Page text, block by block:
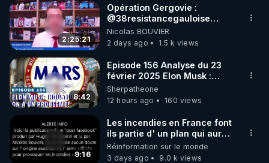
2:25:21
Opération Gergovie :
‪@38resistancegauloise‬
‪@MarionSigautOfficiel‬
‪@gladysriifard5710‬ Laëtitia
Nicolas BOUVIER
2 days ago
1.5 k views
8:42
Episode 156 Analyse du 23
février 2025 Elon Musk :
Houston , on a un problème !
Sherpatheone
12 hours ago
160 views
9:16
Les incendies en France font
ils partie d' un plan qui aurait
débuté le 11 septembre 2001
?
Réinformation sur le monde
3 days ago
9.0 k views